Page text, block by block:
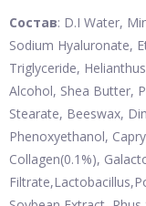
Состав: D.I Water,
Sodium Hyaluronate,
Triglyceride,
Alcohol, Shea Butter,
Stearate, Beeswax,
Phenoxyethanol,
Collagen(0.1%),